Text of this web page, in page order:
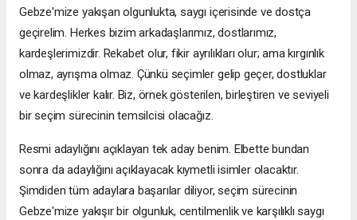
Gebze'mize yakışan olgunlukta, saygı içerisinde ve dostça
geçirelim. Herkes bizim arkadaşlarımız, dostlarımız,
kardeşlerimizdir. Rekabet olur, fikir ayrılıkları olur; ama kırgınlık
olmaz, ayrışma olmaz. Çünkü seçimler gelip geçer, dostluklar
ve kardeşlikler kalır. Biz, örnek gösterilen, birleştiren ve seviyeli
bir seçim sürecinin temsilcisi olacağız.
Resmi adaylığını açıklayan tek aday benim. Elbette bundan
sonra da adaylığını açıklayacak kıymetli isimler olacaktır.
Şimdiden tüm adaylara başarılar diliyor, seçim sürecinin
Gebze'mize yakışır bir olgunluk, centilmenlik ve karşılıklı saygı